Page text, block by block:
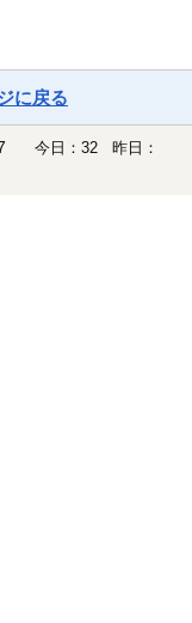
に戻る
今日：32 昨日：